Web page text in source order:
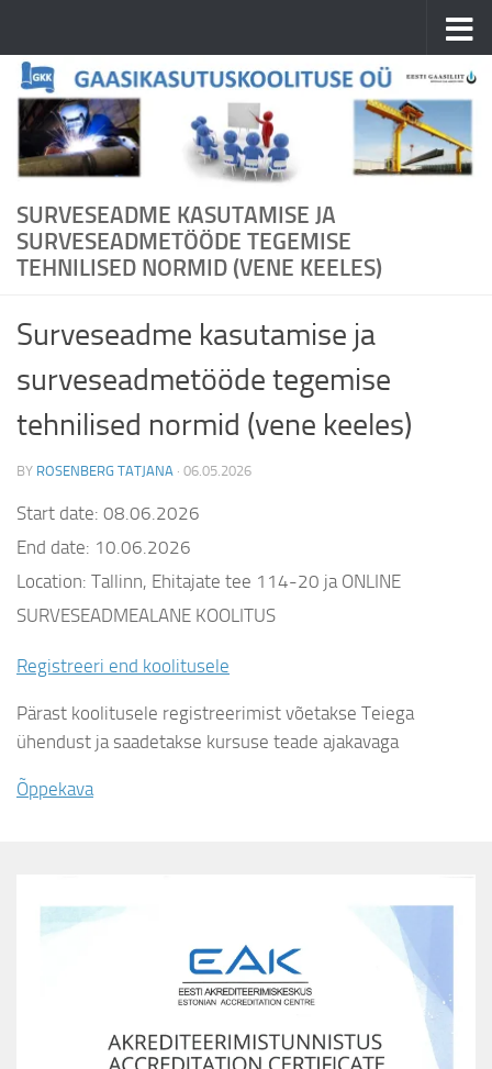
SURVESEADME KASUTAMISE JA
SURVESEADMETÖÖDE TEGEMISE
TEHNILISED NORMID (VENE KEELES)
Surveseadme kasutamise ja
surveseadmetööde tegemise
tehnilised normid (vene keeles)
BY ROSENBERG TATJANA · 06.05.2026
Start date: 08.06.2026
End date: 10.06.2026
Location: Tallinn, Ehitajate tee 114-20 ja ONLINE
SURVESEADMEALANE KOOLITUS
Registreeri end koolitusele
Pärast koolitusele registreerimist võetakse Teiega
ühendust ja saadetakse kursuse teade ajakavaga
Õppekava